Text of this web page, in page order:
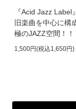
『Acid Jazz Label
旧楽曲を中心に構
極のJAZZ空間！！
1,500円(税込1,650円)